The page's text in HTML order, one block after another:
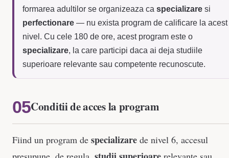
formarea adultilor se organizeaza ca specializare si
perfectionare — nu exista program de calificare la acest
nivel. Cu cele 180 de ore, acest program este o
specializare, la care participi daca ai deja studiile
superioare relevante sau competente recunoscute.
Conditii de acces la program
Fiind un program de specializare de nivel 6, accesul